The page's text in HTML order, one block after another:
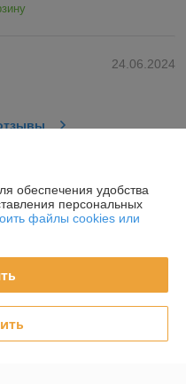
24.06.2024
обеспечения удобства
персональных
файлы cookies или